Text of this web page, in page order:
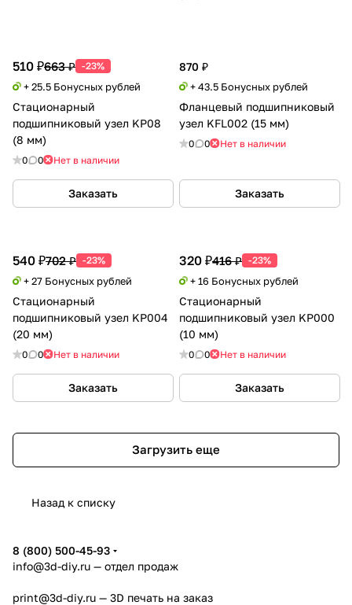
510 ₽663 ₽ -23%
+ 25.5 Бонусных рублей
Стационарный
подшипниковый узел KP08
(8 мм)
0 0 Нет в наличии
Заказать
870 ₽
+ 43.5 Бонусных рублей
Фланцевый подшипниковый
узел KFL002 (15 мм)
0 0 Нет в наличии
Заказать
540 ₽702 ₽ -23%
+ 27 Бонусных рублей
Стационарный
подшипниковый узел KP004
(20 мм)
0 0 Нет в наличии
Заказать
320 ₽416 ₽ -23%
+ 16 Бонусных рублей
Стационарный
подшипниковый узел KP000
(10 мм)
0 0 Нет в наличии
Заказать
Загрузить еще
Назад к списку
8 (800) 500-45-93
info@3d-diy.ru — отдел продаж
print@3d-diy.ru — 3D печать на заказ